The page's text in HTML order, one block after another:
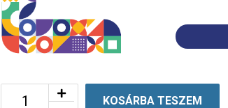
KOSÁRBA TESZEM